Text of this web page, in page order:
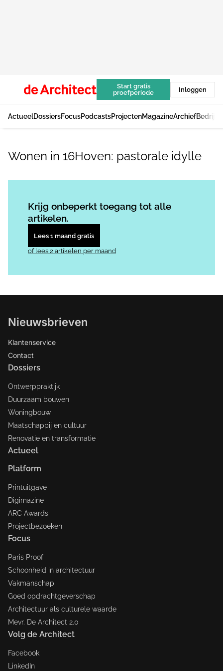
Start gratis
proefperiode
Inloggen
ActueelDossiersFocusPodcastsProjectenMagazineArchief
Wonen in 16Hoven: pastorale idylle
Krijg onbeperkt toegang tot alle
artikelen.
Lees 1 maand gratis
of lees 2 artikelen per maand
Nieuwsbrieven
Klantenservice
Contact
Dossiers
Ontwerppraktijk
Duurzaam bouwen
Woningbouw
Maatschappij en cultuur
Renovatie en transformatie
Actueel
Platform
Printuitgave
Digimazine
ARC Awards
Projectbezoeken
Focus
Paris Proof
Schoonheid in architectuur
Vakmanschap
Goed opdrachtgeverschap
Architectuur als culturele waarde
Mevr. De Architect 2.0
Volg de Architect
Facebook
LinkedIn